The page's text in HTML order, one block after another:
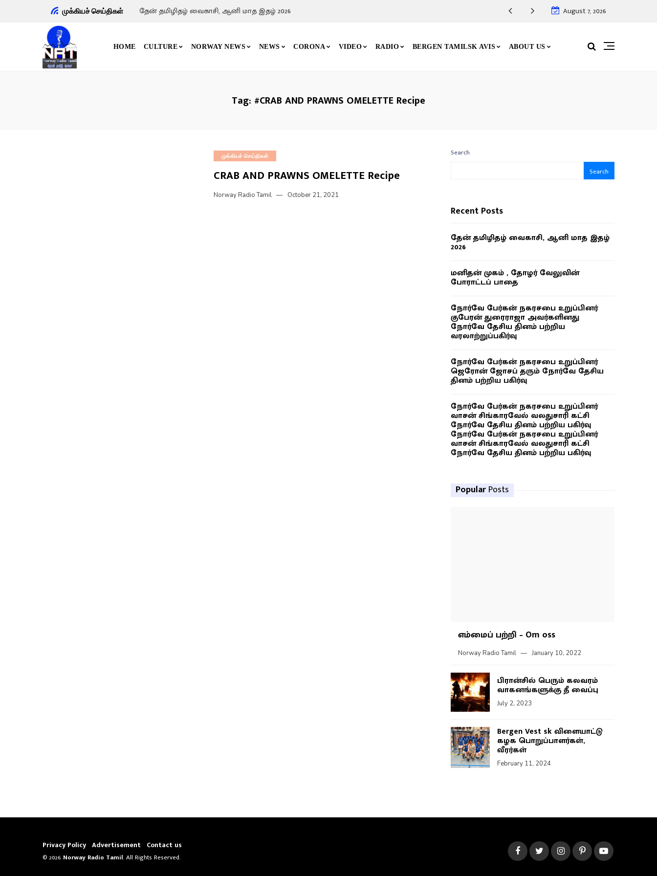
முக்கியச் செய்திகள் தேன் தமிழிதழ் வைகாசி, ஆனி மாத இதழ் 2026 August 7, 2026
HOME CULTURE NORWAY NEWS NEWS CORONA VIDEO RADIO BERGEN TAMILSK AVIS ABOUT US
Tag: #CRAB AND PRAWNS OMELETTE Recipe
முக்கியச் செய்திகள்
CRAB AND PRAWNS OMELETTE Recipe
Norway Radio Tamil October 21, 2021
Search
Search
Recent Posts
தேன் தமிழிதழ் வைகாசி, ஆனி மாத இதழ்
2026
மனிதன் முகம் , தோழர் வேலுவின்
போராட்டப் பாதை
நோர்வே பேர்கன் நகரசபை உறுப்பினர்
குபேரன் துரைராஜா அவர்களினது
நோர்வே தேசிய தினம் பற்றிய
வரலாற்றுப்பகிர்வு
நோர்வே பேர்கன் நகரசபை உறுப்பினர்
ஜெரோன் ஜோசப் தரும் நோர்வே தேசிய
தினம் பற்றிய பகிர்வு
நோர்வே பேர்கன் நகரசபை உறுப்பினர்
வாசன் சிங்காரவேல் வலதுசாரி கட்சி
நோர்வே தேசிய தினம் பற்றிய பகிர்வு
நோர்வே பேர்கன் நகரசபை உறுப்பினர்
வாசன் சிங்காரவேல் வலதுசாரி கட்சி
நோர்வே தேசிய தினம் பற்றிய பகிர்வு
Popular Posts
எம்மைப் பற்றி – Om oss
Norway Radio Tamil January 10, 2022
பிரான்சில் பெரும் கலவரம்
வாகனங்களுக்கு தீ வைப்பு
July 2, 2023
Bergen Vest sk விளையாட்டு
கழக பொறுப்பாளர்கள்,
வீரர்கள்
February 11, 2024
Privacy Policy Advertisement Contact us
© 2026 Norway Radio Tamil. All Rights Reserved.